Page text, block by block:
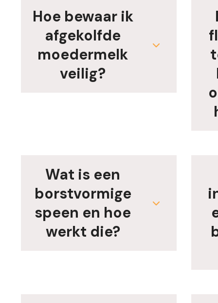
Hoe bewaar ik
afgekolfde
moedermelk
veilig?
Wat is een
borstvormige
speen en hoe
werkt die?